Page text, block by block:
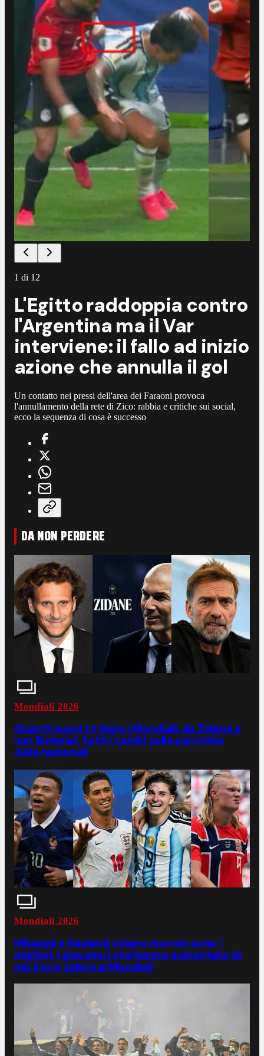
1 di 12
L'Egitto raddoppia contro
l'Argentina ma il Var
interviene: il fallo ad inizio
azione che annulla il gol
Un contatto nei pressi dell'area dei Faraoni provoca
l'annullamento della rete di Zico: rabbia e critiche sui social,
ecco la sequenza di cosa è successo
DA NON PERDERE
Mondiali 2026
Quanti nuovi ct dopo i Mondiali: da Zidane a
van Bommel, tutti i cambi sulle panchine
delle nazionali
Mondiali 2026
Mbappé e Haaland volano ma non sono i
migliori: i giocatori che hanno aumentato di
più il loro valore ai Mondiali